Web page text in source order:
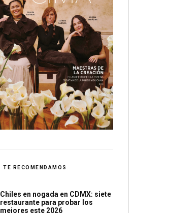
TE RECOMENDAMOS
Chiles en nogada en CDMX: siete
restaurante para probar los
mejores este 2026